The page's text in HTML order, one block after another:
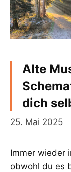
Alte
dich
25. Mai 2025
Immer wieder
obwohl du es